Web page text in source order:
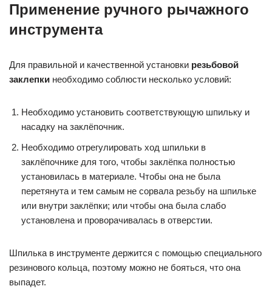
Применение ручного рычажного
инструмента
Для правильной и качественной установки резьбовой
заклепки необходимо соблюсти несколько условий:
Необходимо установить соответствующую шпильку и
насадку на заклёпочник.
Необходимо отрегулировать ход шпильки в
заклёпочнике для того, чтобы заклёпка полностью
установилась в материале. Чтобы она не была
перетянута и тем самым не сорвала резьбу на шпильке
или внутри заклёпки; или чтобы она была слабо
установлена и проворачивалась в отверстии.
Шпилька в инструменте держится с помощью специального
резинового кольца, поэтому можно не бояться, что она
выпадет.